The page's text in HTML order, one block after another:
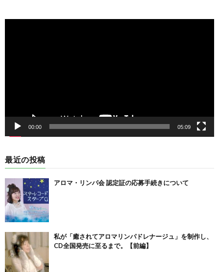
動
00:00 05:09
最近の投稿
アロマ・リンパ会 認定証の応募手続きについて
私が「癒されてアロマリンパドレナージュ」を制作し、
CD全国発売に至るまで。【前編】